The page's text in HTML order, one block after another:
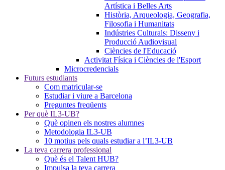
Artística i Belles Arts
Història, Arqueologia, Geografia,
Filosofia i Humanitats
Indústries Culturals: Disseny i
Producció Audiovisual
Ciències de l'Educació
Activitat Física i Ciències de l'Esport
Microcredencials
Futurs estudiants
Com matricular-se
Estudiar i viure a Barcelona
Preguntes freqüents
Per què IL3-UB?
Què opinen els nostres alumnes
Metodologia IL3-UB
10 motius pels quals estudiar a l’IL3-UB
La teva carrera professional
Què és el Talent HUB?
Impulsa la teva carrera